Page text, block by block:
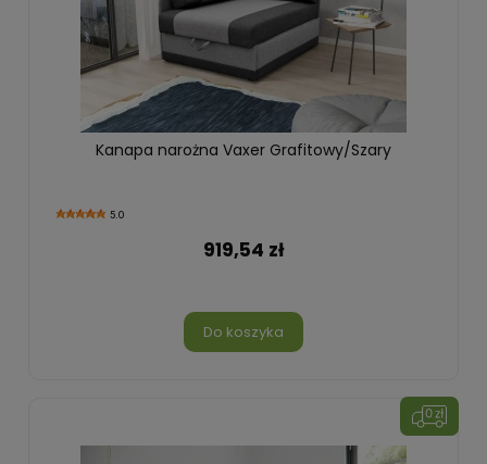
Kanapa narożna Vaxer Grafitowy/Szary
5.0
919,54 zł
Do koszyka